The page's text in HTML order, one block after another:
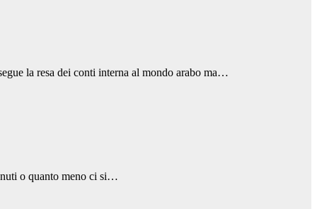
la resa dei conti interna al mondo arabo ma…
o quanto meno ci si…